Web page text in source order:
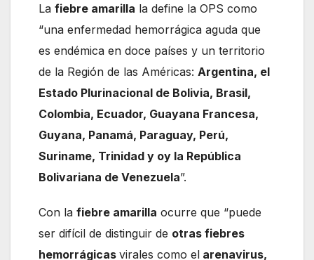
La fiebre amarilla la define la OPS como
“una enfermedad hemorrágica aguda que
es endémica en doce países y un territorio
de la Región de las Américas: Argentina, el
Estado Plurinacional de Bolivia, Brasil,
Colombia, Ecuador, Guayana Francesa,
Guyana, Panamá, Paraguay, Perú,
Suriname, Trinidad y oy la República
Bolivariana de Venezuela”.
Con la fiebre amarilla ocurre que “puede
ser difícil de distinguir de otras fiebres
hemorrágicas virales como el arenavirus,